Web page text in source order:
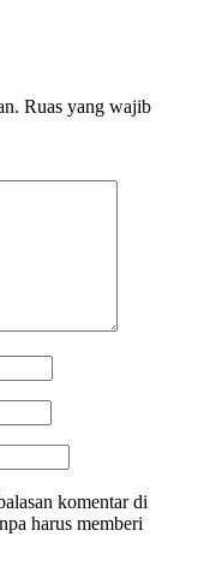
Ruas yang wajib
komentar di
harus memberi